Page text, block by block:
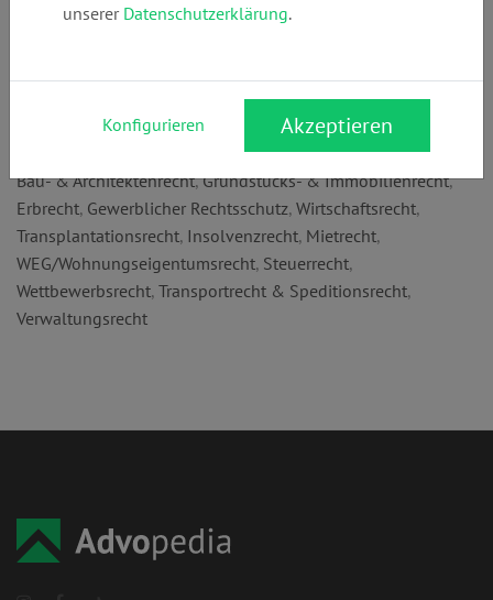
Rechtsgebiete:
Bank- & Kapitalmarktrecht,Kapitalmarktrecht
Bau- & Architektenrecht,Grundstücks- & Immobilienrecht,
Erbrecht, Gewerblicher Rechtsschutz, Wirtschaftsrecht,
Transplantationsrecht, Insolvenzrecht, Mietrecht,
WEG/Wohnungseigentumsrecht, Steuerrecht,
Wettbewerbsrecht, Transportrecht & Speditionsrecht,
Verwaltungsrecht
unserer Datenschutzerklärung.
Konfigurieren Akzeptieren